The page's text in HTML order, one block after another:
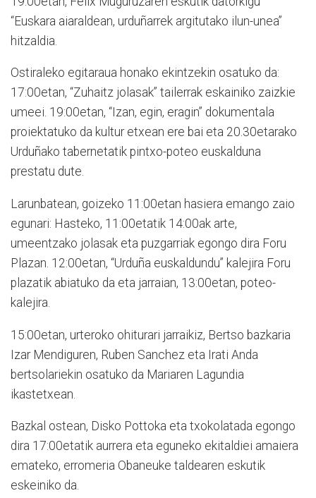
“Euskara aiaraldean, urduñarrek argitutako ilun-unea”
hitzaldia.
Ostiraleko egitaraua honako ekintzekin osatuko da:
17:00etan, “Zuhaitz jolasak” tailerrak eskainiko zaizkie
umeei. 19:00etan, “Izan, egin, eragin” dokumentala
proiektatuko da kultur etxean ere bai eta 20.30etarako
Urduñako tabernetatik pintxo-poteo euskalduna
prestatu dute.
Larunbatean, goizeko 11:00etan hasiera emango zaio
egunari: Hasteko, 11:00etatik 14:00ak arte,
umeentzako jolasak eta puzgarriak egongo dira Foru
Plazan. 12:00etan, “Urduña euskaldundu” kalejira Foru
plazatik abiatuko da eta jarraian, 13:00etan, poteo-
kalejira.
15:00etan, urteroko ohiturari jarraikiz, Bertso bazkaria
Izar Mendiguren, Ruben Sanchez eta Irati Anda
bertsolariekin osatuko da Mariaren Lagundia
ikastetxean.
Bazkal ostean, Disko Pottoka eta txokolatada egongo
dira 17:00etatik aurrera eta eguneko ekitaldiei amaiera
emateko, erromeria Obaneuke taldearen eskutik
eskeiniko da.